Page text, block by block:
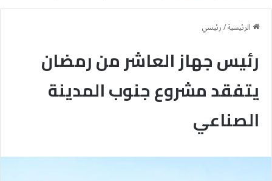
الرئيسية/رئيسي
رئيس جهاز العاشر من رمضان
يتفقد مشروع جنوب المدينة
الصناعي